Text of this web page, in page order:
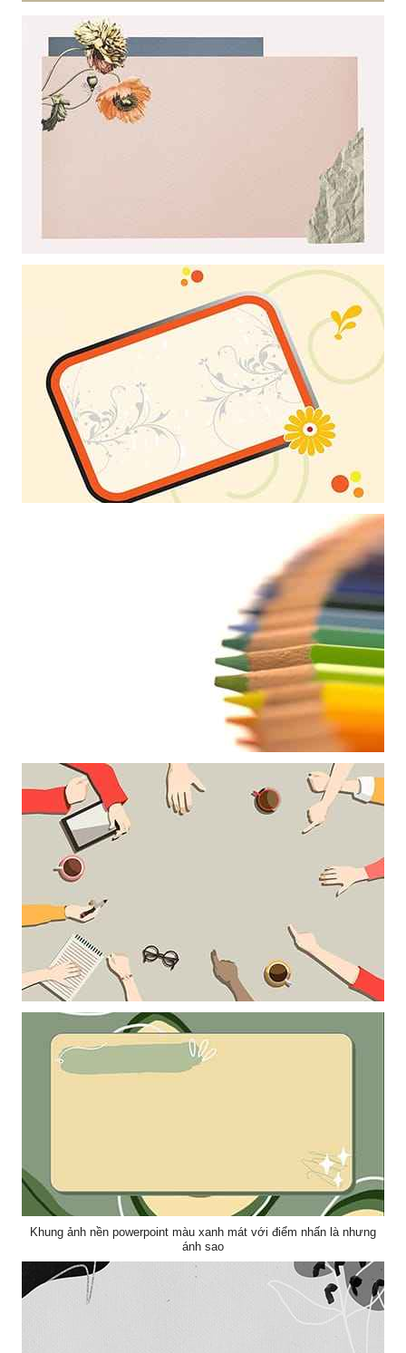
Khung ảnh nền powerpoint với hình ảnh cô giáo và học sinh
Mẫu thiết kế khung ảnh nền powerpoint với sự kết hợp nghệ thuật
giữa khung hình và bông hoa
Mẫu thiết kế bông hoa trang trí nền hoa văn đẹp làm hình nền
Mẫu thiết kế nghệ thuật với những chiếc bút trì làm nền powerpoint
Khung ảnh nền powerpoint trang trí bởi những cánh tay
Khung ảnh nền powerpoint màu xanh mát với điểm nhấn là nhưng
ánh sao